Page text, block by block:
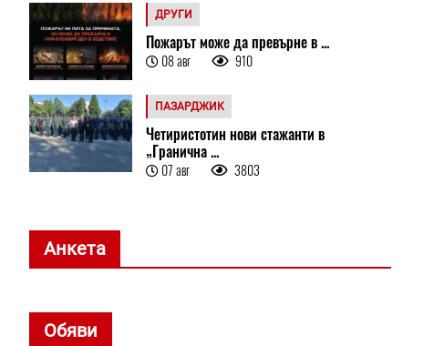
ДРУГИ
Пожарът може да превърне в ...
08 авг 910
ПАЗАРДЖИК
Четиристотин нови стажанти в
„Гранична ...
07 авг 3803
Анкета
Обяви